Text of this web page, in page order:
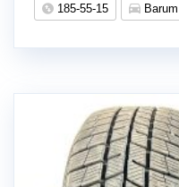
185-55-15 Barum